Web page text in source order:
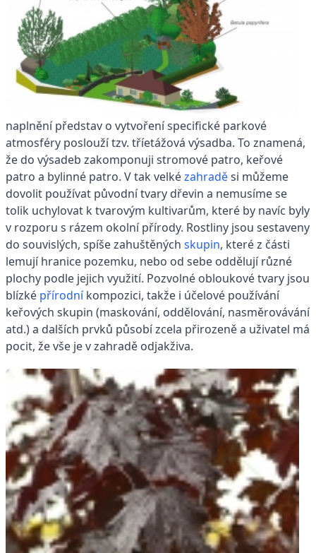
naplnění představ o vytvoření specifické parkové
atmosféry poslouží tzv. tříetážová výsadba. To znamená,
že do výsadeb zakomponuji stromové patro, keřové
patro a bylinné patro. V tak velkézahraděsi můžeme
dovolit používat původní tvary dřevin a nemusíme se
tolik uchylovat k tvarovým kultivarům, které by navíc byly
v rozporu s rázem okolní přírody. Rostliny jsou sestaveny
do souvislých, spíše zahuštěných skupin, které z části
lemují hranice pozemku, nebo od sebe oddělují různé
plochy podle jejich využití. Pozvolné obloukové tvary jsou
blízké přírodníkompozici, takže i účelové používání
keřových skupin (maskování, oddělování, nasměrovávání
atd.) a dalších prvků působí zcela přirozeně a uživatel má
pocit, že vše je v zahradě odjakživa.